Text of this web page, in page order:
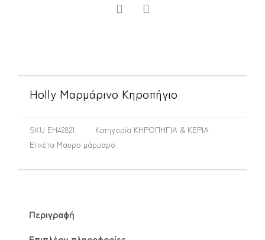
Holly Μαρμάρινο Κηροπήγιο
SKU EH42821 Κατηγορία ΚΗΡΟΠΗΓΙΑ & ΚΕΡΙΑ
Ετικέτα Μαυρο μάρμαρο
Περιγραφή